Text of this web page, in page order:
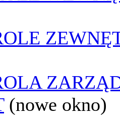
(nowe okno)